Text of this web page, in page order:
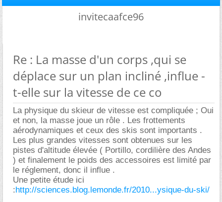
invitecaafce96
Re : La masse d'un corps ,qui se
déplace sur un plan incliné ,influe -
t-elle sur la vitesse de ce co
La physique du skieur de vitesse est compliquée ; Oui
et non, la masse joue un rôle . Les frottements
aérodynamiques et ceux des skis sont importants .
Les plus grandes vitesses sont obtenues sur les
pistes d'altitude élevée ( Portillo, cordilière des Andes
) et finalement le poids des accessoires est limité par
le réglement, donc il influe .
Une petite étude ici
:http://sciences.blog.lemonde.fr/2010...ysique-du-ski/